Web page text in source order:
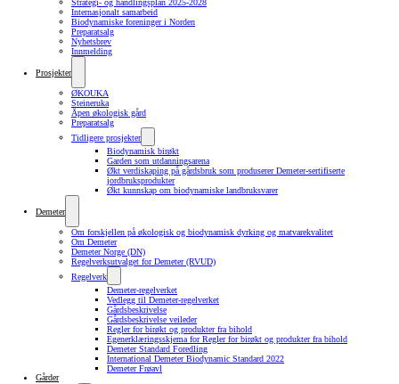
Strategi- og handlingsplan 2025-2028
Internasjonalt samarbeid
Biodynamiske foreninger i Norden
Preparatsalg
Nyhetsbrev
Innmelding
Prosjekter
ØKOUKA
Steineruka
Åpen økologisk gård
Preparatsalg
Tidligere prosjekter
Biodynamisk birøkt
Garden som utdanningsarena
Økt verdiskaping på gårdsbruk som produserer Demeter-sertifiserte
jordbruksprodukter
Økt kunnskap om biodynamiske landbruksvarer
Demeter
Om forskjellen på økologisk og biodynamisk dyrking og matvarekvalitet
Om Demeter
Demeter Norge (DN)
Regelverksutvalget for Demeter (RVUD)
Regelverk
Demeter-regelverket
Vedlegg til Demeter-regelverket
Gårdsbeskrivelse
Gårdsbeskrivelse veileder
Regler for birøkt og produkter fra bihold
Egenerklæringsskjema for Regler for birøkt og produkter fra bihold
Demeter Standard Foredling
International Demeter Biodynamic Standard 2022
Demeter Frøavl
Gårder